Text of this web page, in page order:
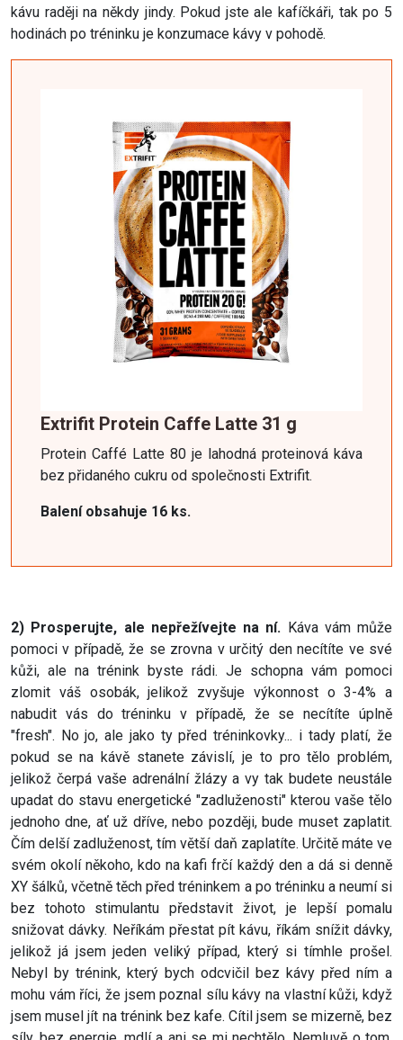
kávu raději na někdy jindy. Pokud jste ale kafíčkáři, tak po 5
hodinách po tréninku je konzumace kávy v pohodě.
Extrifit Protein Caffe Latte 31 g
Protein Caffé Latte 80 je lahodná proteinová káva
bez přidaného cukru od společnosti Extrifit.
Balení obsahuje 16 ks.
2) Prosperujte, ale nepřežívejte na ní. Káva vám může
pomoci v případě, že se zrovna v určitý den necítíte ve své
kůži, ale na trénink byste rádi. Je schopna vám pomoci
zlomit váš osobák, jelikož zvyšuje výkonnost o 3-4% a
nabudit vás do tréninku v případě, že se necítíte úplně
"fresh". No jo, ale jako ty před tréninkovky... i tady platí, že
pokud se na kávě stanete závislí, je to pro tělo problém,
jelikož čerpá vaše adrenální žlázy a vy tak budete neustále
upadat do stavu energetické "zadluženosti" kterou vaše tělo
jednoho dne, ať už dříve, nebo později, bude muset zaplatit.
Čím delší zadluženost, tím větší daň zaplatíte. Určitě máte ve
svém okolí někoho, kdo na kafi frčí každý den a dá si denně
XY šálků, včetně těch před tréninkem a po tréninku a neumí si
bez tohoto stimulantu představit život, je lepší pomalu
snižovat dávky. Neříkám přestat pít kávu, říkám snížit dávky,
jelikož já jsem jeden veliký případ, který si tímhle prošel.
Nebyl by trénink, který bych odcvičil bez kávy před ním a
mohu vám říci, že jsem poznal sílu kávy na vlastní kůži, když
jsem musel jít na trénink bez kafe. Cítil jsem se mizerně, bez